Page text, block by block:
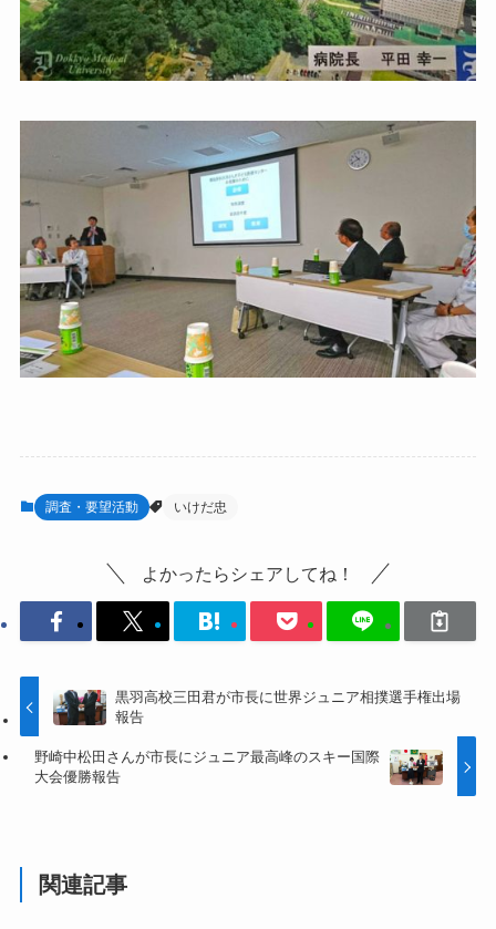
調査・要望活動 いけだ忠
よかったらシェアしてね！
黒羽高校三田君が市長に世界ジュニア相撲選手権出場
報告
野崎中松田さんが市長にジュニア最高峰のスキー国際
大会優勝報告
関連記事